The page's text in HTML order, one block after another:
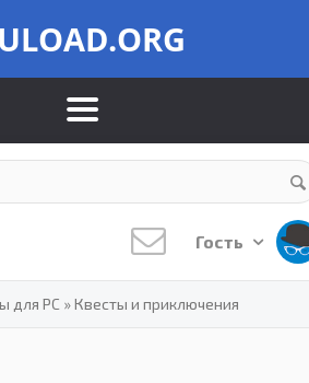
Гость
для PC »Квесты и приключения